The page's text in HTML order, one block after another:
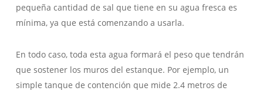
pequeña cantidad de sal que tiene en su agua fresca es
mínima, ya que está comenzando a usarla.
En todo caso, toda esta agua formará el peso que tendrán
que sostener los muros del estanque. Por ejemplo, un
simple tanque de contención que mide 2.4 metros de